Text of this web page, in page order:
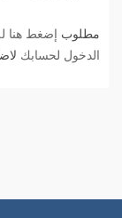
مطلوب إضغط هنا
الدخول لحسابك